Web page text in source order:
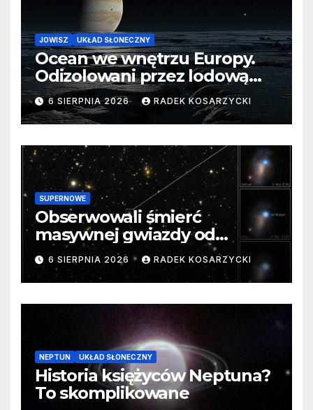
JOWISZ UKŁAD SŁONECZNY
Ocean we wnętrzu Europy.
Odizolowani przez lodową
barierę
6 SIERPNIA 2026 RADEK KOSARZYCKI
SUPERNOWE
Obserwowali śmierć
masywnej gwiazdy od
samego początku. Niezwykle
cenne dane
6 SIERPNIA 2026 RADEK KOSARZYCKI
NEPTUN UKŁAD SŁONECZNY
Historia księżyców Neptuna?
To skomplikowane